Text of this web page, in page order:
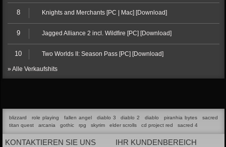
8 Knights and Merchants [PC | Mac] [Download]
9 Jagged Alliance 2 incl. Wildfire [PC] [Download]
10 Two Worlds II: Season Pass [PC] [Download]
» Alle Verkaufshits
blizzard role playing fallen angel diablo 3 diablo 2 diablo piranhia bytes
sacred
titan quest
arcania gothic rpg skyrim elder scrolls cd project red sacred 4
KONTAKTIEREN SIE UNS IHR KUNDENBEREICH